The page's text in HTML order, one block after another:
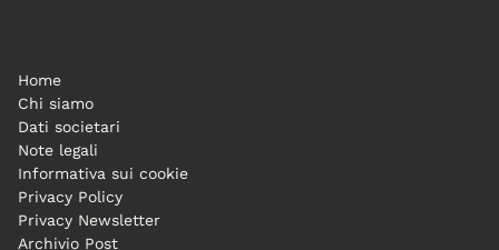
Home
Chi siamo
Dati societari
Note legali
Informativa sui cookie
Privacy Policy
Privacy Newsletter
Archivio Post